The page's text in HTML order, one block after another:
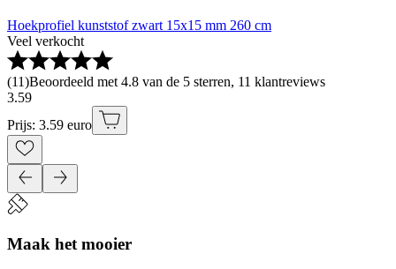
Hoekprofiel kunststof zwart 15x15 mm 260 cm
Veel verkocht
(11)Beoordeeld met 4.8 van de 5 sterren, 11 klantreviews
3.59
Prijs: 3.59 euro
Maak het mooier